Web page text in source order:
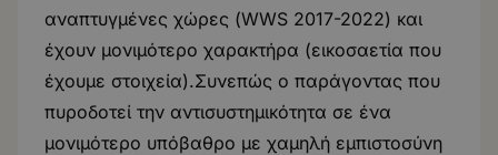
αναπτυγμένες χώρες (WWS 2017-2022) και
έχουν μονιμότερο χαρακτήρα (εικοσαετία που
έχουμε στοιχεία).Συνεπώς ο παράγοντας που
πυροδοτεί την αντισυστημικότητα σε ένα
μονιμότερο υπόβαθρο με χαμηλή εμπιστοσύνη